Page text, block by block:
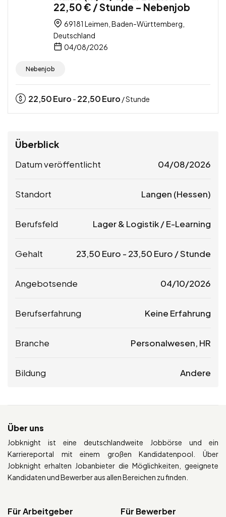
22,50 € / Stunde – Nebenjob
69181 Leimen, Baden-Württemberg,
Deutschland
04/08/2026
Nebenjob
22,50Euro - 22,50Euro / Stunde
Überblick
Datum veröffentlicht 04/08/2026
Standort Langen (Hessen)
Berufsfeld Lager & Logistik / E-Learning
Gehalt 23,50 Euro - 23,50 Euro / Stunde
Angebotsende 04/10/2026
Berufserfahrung Keine Erfahrung
Branche Personalwesen, HR
Bildung Andere
Über uns
Jobknight ist eine deutschlandweite Jobbörse und ein
Karriereportal mit einem großen Kandidatenpool. Über
Jobknight erhalten Jobanbieter die Möglichkeiten, geeignete
Kandidaten und Bewerber aus allen Bereichen zu finden.
Für Arbeitgeber Für Bewerber